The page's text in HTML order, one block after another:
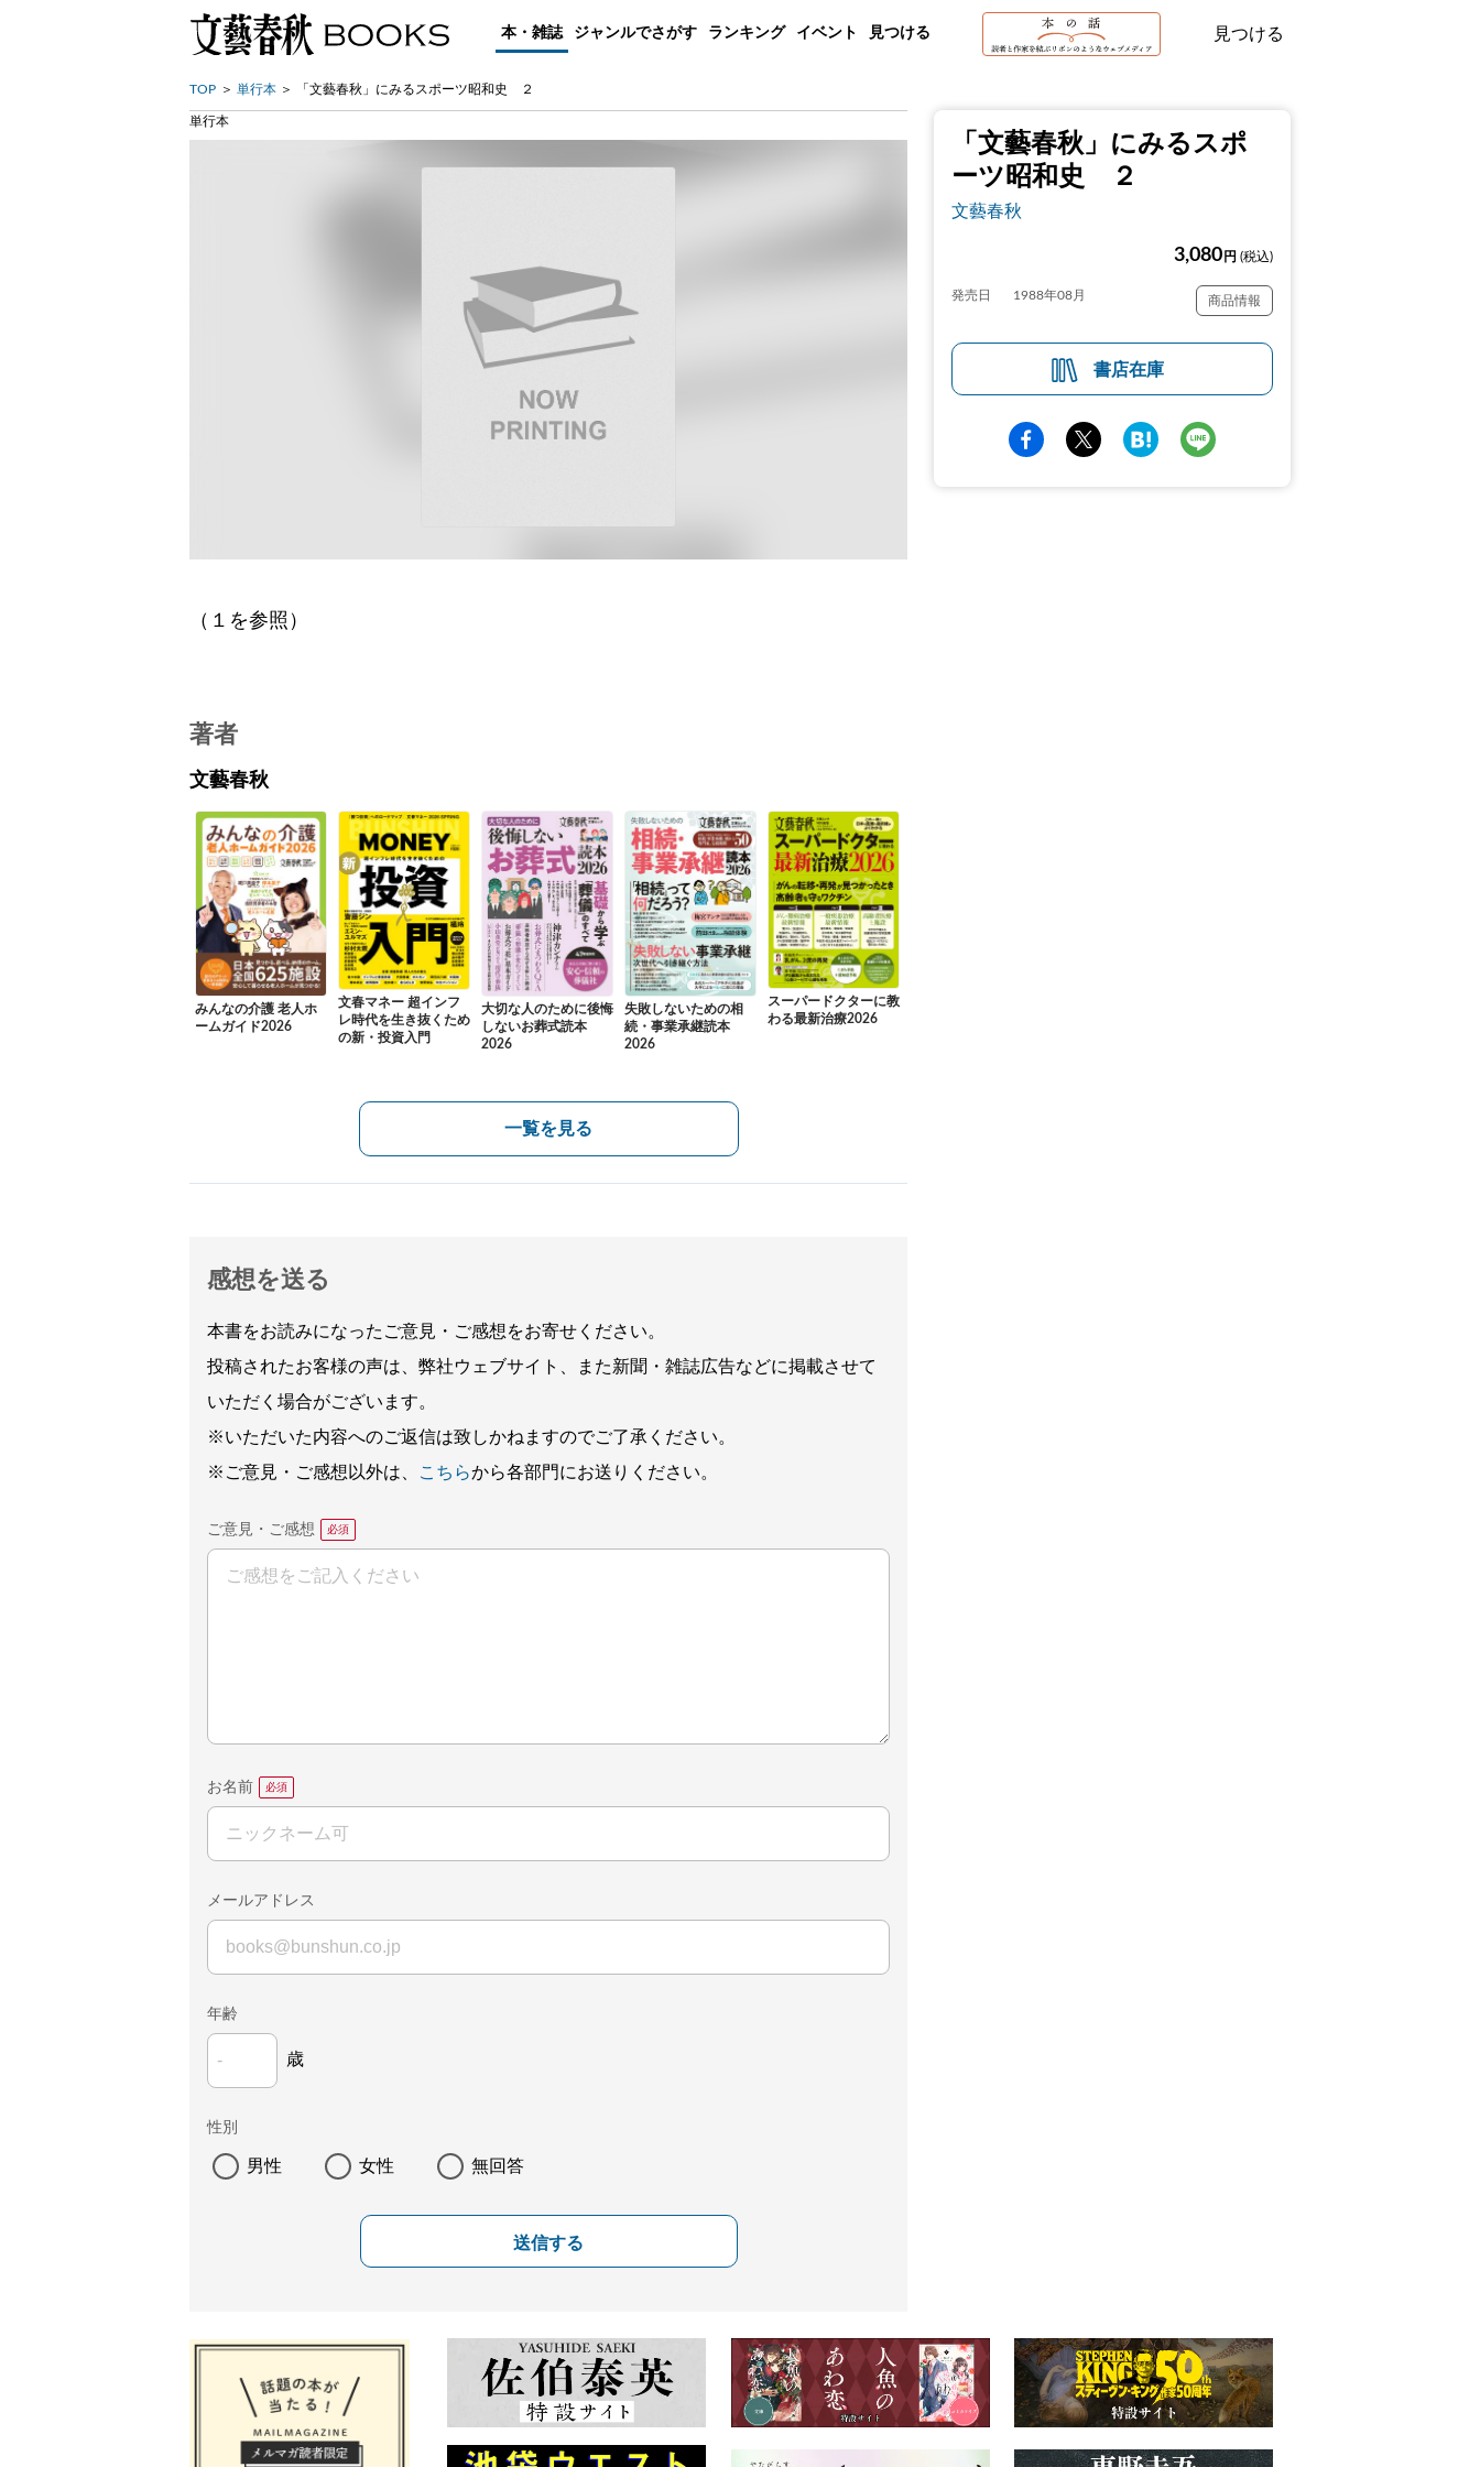
本・雑誌 ジャンルでさがす ランキング イベント 見つける 見つける
TOP 単行本 「文藝春秋」にみるスポーツ昭和史 ２
「文藝春秋」にみるスポ
ーツ昭和史 ２
文藝春秋
3,080 円 (税込)
発売日 1988年08月 商品情報
書店在庫
単行本
（１を参照）
著者
文藝春秋
みんなの介護 老人ホ
ームガイド2026
文春マネー 超インフ
レ時代を生き抜くため
の新・投資入門
大切な人のために後悔
しないお葬式読本
2026
失敗しないための相
続・事業承継読本
2026
スーパードクターに教
わる最新治療2026
一覧を見る
感想を送る
本書をお読みになったご意見・ご感想をお寄せください。
投稿されたお客様の声は、弊社ウェブサイト、また新聞・雑誌広告などに掲載させて
いただく場合がございます。
※いただいた内容へのご返信は致しかねますのでご了承ください。
※ご意見・ご感想以外は、
こちらから各部門にお送りください。
ご意見・ご感想
お名前
メールアドレス
年齢
歳
性別
男性 女性 無回答
送信する